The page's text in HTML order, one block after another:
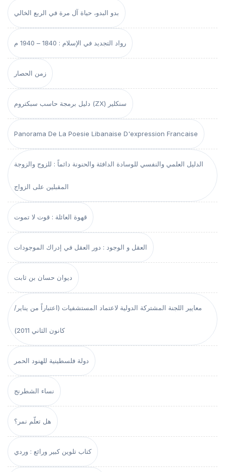
بدو البدو، حياة آل مرة في الربع الخالي
رواد التجديد في الإسلام : 1840 – 1940 م
زمن الحصار
دليل برمجة حاسب سبكتروم (ZX) سنكلير
Panorama De La Poesie Libanaise D'expression Francaise
الدليل العلمي والنفسي للوسادة الدافئة والحنونة دائماً : للزوج والزوجة
المقبلين على الزواج
قهوة العائلة : قوت لا تموت
العقل و الوجود : دور العقل في إدراك الموجودات
ديوان حسان بن ثابت
معايير اللجنة المشتركة الدولية لاعتماد المستشفيات (اعتباراً من يناير/
كانون الثاني 2011)
دولة فلسطينية للهنود الحمر
نساء الشطرنج
هل تعلّم نمر؟
كتاب تلوين كبير ورائع : وردي